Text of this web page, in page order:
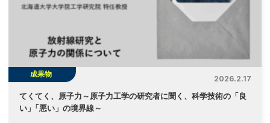
成果物
2026.2.17
てくてく、原子力～原子力工学の研究者に聞く、科学技術の「良
い」 「悪い」の境界線～